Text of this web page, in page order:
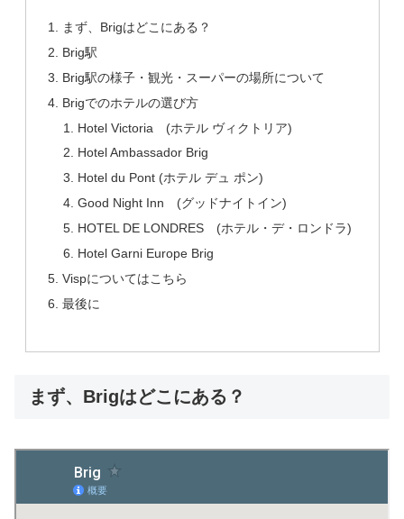
まず、Brigはどこにある？
Brig駅
Brig駅の様子・観光・スーパーの場所について
Brigでのホテルの選び方
Hotel Victoria (ホテル ヴィクトリア)
Hotel Ambassador Brig
Hotel du Pont (ホテル デュ ポン)
Good Night Inn (グッドナイトイン)
HOTEL DE LONDRES (ホテル・デ・ロンドラ)
Hotel Garni Europe Brig
Vispについてはこちら
最後に
まず、Brigはどこにある？